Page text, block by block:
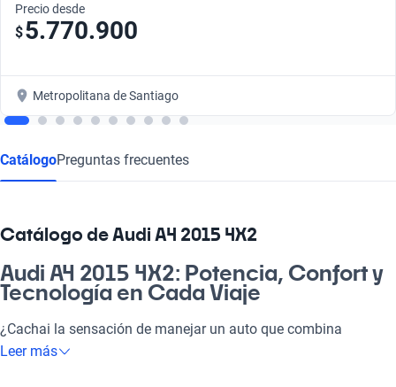
Precio desde
$5.770.900
Metropolitana de Santiago
CatálogoPreguntas frecuentes
Catálogo de Audi A4 2015 4X2
Audi A4 2015 4X2: Potencia, Confort y
Tecnología en Cada Viaje
¿Cachai la sensación de manejar un auto que combina
elegancia y rendimiento? El Audi A4 2015 4X2 es la opción
Leer más